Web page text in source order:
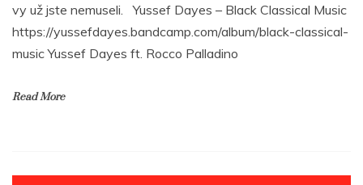
vy už jste nemuseli. Yussef Dayes – Black Classical Music
https://yussefdayes.bandcamp.com/album/black-classical-
music Yussef Dayes ft. Rocco Palladino
Read More